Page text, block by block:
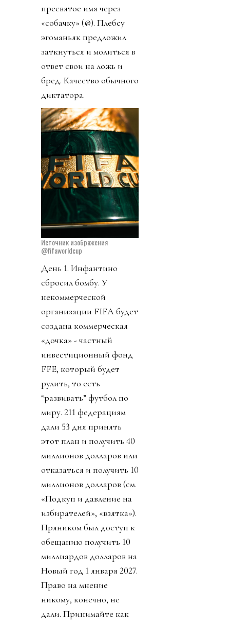
пресвятое имя через
«собачку» (@). Плебсу
эгоманьяк предложил
заткнуться и молиться в
ответ свои на ложь и
бред. Качество обычного
диктатора.
Источник изображения
@fifaworldcup
День 1. Инфантино
сбросил бомбу. У
некоммерческой
организации FIFA будет
создана коммерческая
«дочка» - частный
инвестиционный фонд
FFE, который будет
рулить, то есть
“развивать” футбол по
миру. 211 федерациям
дали 53 дня принять
этот план и получить 40
миллионов долларов или
отказаться и получить 10
миллионов долларов (см.
«Подкуп и давление на
избирателей», «взятка»).
Пряником был доступ к
обещанию получить 10
миллиардов долларов на
Новый год 1 января 2027.
Право на мнение
никому, конечно, не
дали. Принимайте как